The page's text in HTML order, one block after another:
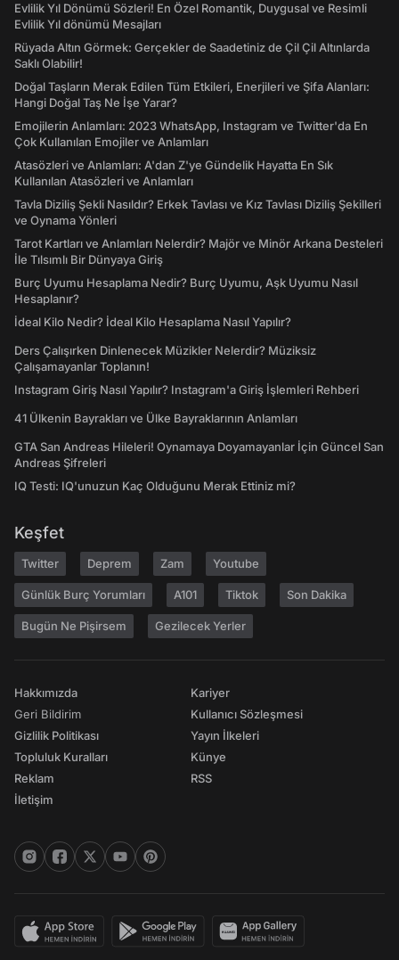
Evlilik Yıl Dönümü Sözleri! En Özel Romantik, Duygusal ve Resimli
Evlilik Yıl dönümü Mesajları
Rüyada Altın Görmek: Gerçekler de Saadetiniz de Çil Çil Altınlarda
Saklı Olabilir!
Doğal Taşların Merak Edilen Tüm Etkileri, Enerjileri ve Şifa Alanları:
Hangi Doğal Taş Ne İşe Yarar?
Emojilerin Anlamları: 2023 WhatsApp, Instagram ve Twitter'da En
Çok Kullanılan Emojiler ve Anlamları
Atasözleri ve Anlamları: A'dan Z'ye Gündelik Hayatta En Sık
Kullanılan Atasözleri ve Anlamları
Tavla Diziliş Şekli Nasıldır? Erkek Tavlası ve Kız Tavlası Diziliş Şekilleri
ve Oynama Yönleri
Tarot Kartları ve Anlamları Nelerdir? Majör ve Minör Arkana Desteleri
İle Tılsımlı Bir Dünyaya Giriş
Burç Uyumu Hesaplama Nedir? Burç Uyumu, Aşk Uyumu Nasıl
Hesaplanır?
İdeal Kilo Nedir? İdeal Kilo Hesaplama Nasıl Yapılır?
Ders Çalışırken Dinlenecek Müzikler Nelerdir? Müziksiz
Çalışamayanlar Toplanın!
Instagram Giriş Nasıl Yapılır? Instagram'a Giriş İşlemleri Rehberi
41 Ülkenin Bayrakları ve Ülke Bayraklarının Anlamları
GTA San Andreas Hileleri! Oynamaya Doyamayanlar İçin Güncel San
Andreas Şifreleri
IQ Testi: IQ'unuzun Kaç Olduğunu Merak Ettiniz mi?
Keşfet
Twitter Deprem Zam Youtube
Günlük Burç Yorumları A101 Tiktok Son Dakika
Bugün Ne Pişirsem Gezilecek Yerler
Hakkımızda
Geri Bildirim
Gizlilik Politikası
Topluluk Kuralları
Reklam
İletişim
Kariyer
Kullanıcı Sözleşmesi
Yayın İlkeleri
Künye
RSS